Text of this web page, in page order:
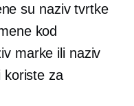
su naziv tvrtke
kod
marke ili naziv
koriste za